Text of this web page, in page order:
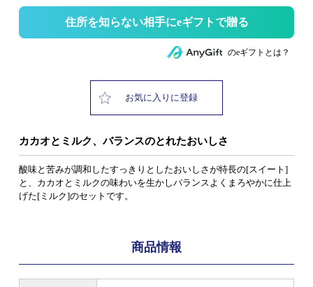
住所を知らない相手にeギフトで贈る
のeギフトとは？
お気に入りに登録
カカオとミルク、バランスのとれたおいしさ
酸味と苦みが調和したすっきりとしたおいしさが特長の[スイート]
と、カカオとミルクの味わいを生かしバランスよくまろやかに仕上
げた[ミルク]のセットです。
商品情報